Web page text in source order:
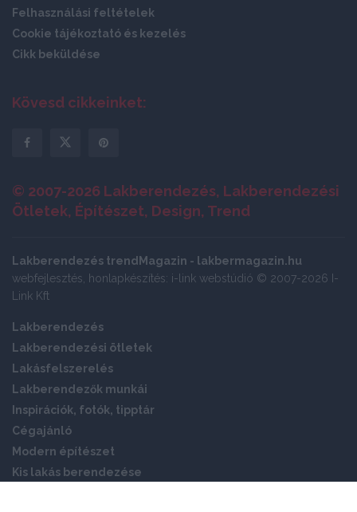
Felhasználási feltételek
Cookie tájékoztató és kezelés
Cikk beküldése
Kövesd cikkeinket:
© 2007-2026 Lakberendezés, Lakberendezési
Ötletek, Építészet, Design, Trend
Lakberendezés trendMagazin - lakbermagazin.hu
webfejlesztés, honlapkészítés: i-link webstúdió © 2007-2026 I-
Link Kft
Lakberendezés
Lakberendezési ötletek
Lakásfelszerelés
Lakberendezők munkái
Inspirációk, fotók, tipptár
Cégajánló
Modern építészet
Kis lakás berendezése